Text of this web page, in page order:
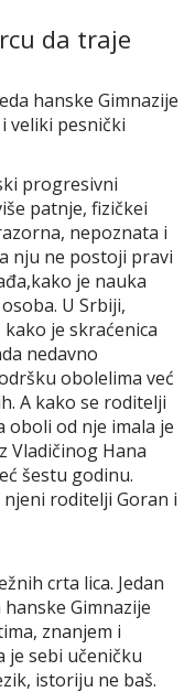
da traje
hanske Gimnazije
veliki pesnički
progresivni
patnje, fizičkei
nepoznata i
nju ne postoji pravi
je nauka
U Srbiji,
kako je skraćenica
nedavno
obolelima već
A kako se roditelji
oboli od nje imala je
Vladičinog Hana
šestu godinu.
roditelji Goran i
crta lica. Jedan
Gimnazije
znanjem i
je sebi učeničku
istoriju ne baš.